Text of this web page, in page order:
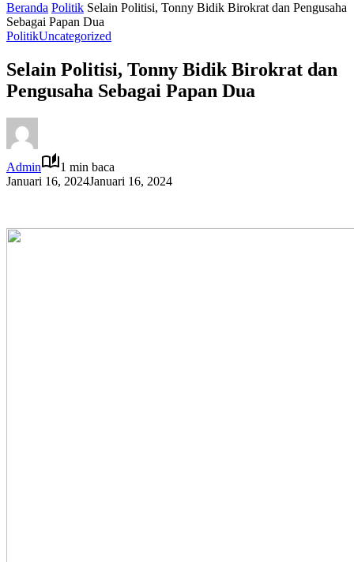
Beranda Politik Selain Politisi, Tonny Bidik Birokrat dan Pengusaha
Sebagai Papan Dua
PolitikUncategorized
Selain Politisi, Tonny Bidik Birokrat dan
Pengusaha Sebagai Papan Dua
Admin
1 min baca
Januari 16, 2024Januari 16, 2024